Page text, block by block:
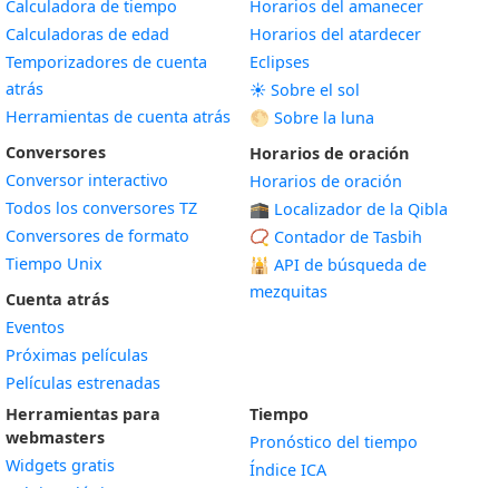
Calculadora de tiempo
Calculadoras de edad
Temporizadores de cuenta
atrás
Herramientas de cuenta atrás
Conversores
Conversor interactivo
Todos los conversores TZ
Conversores de formato
Tiempo Unix
Cuenta atrás
Eventos
Próximas películas
Películas estrenadas
Horarios del amanecer
Horarios del atardecer
Eclipses
☀️ Sobre el sol
🌕 Sobre la luna
Horarios de oración
Horarios de oración
🕋 Localizador de la Qibla
📿 Contador de Tasbih
🕌 API de búsqueda de
mezquitas
Herramientas para
webmasters
Widgets gratis
Tiempo
Pronóstico del tiempo
Índice ICA